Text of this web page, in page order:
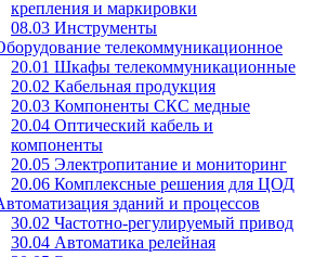
крепления и маркировки
08.03 Инструменты
телекоммуникационное
20.01 Шкафы телекоммуникационные
20.02 Кабельная продукция
20.03 Компоненты СКС медные
20.04 Оптический кабель и
компоненты
20.05 Электропитание и мониторинг
20.06 Комплексные решения для ЦОД
зданий и процессов
30.02 Частотно-регулируемый привод
30.04 Автоматика релейная